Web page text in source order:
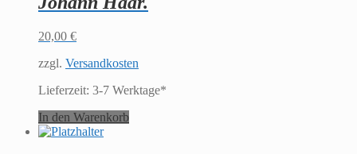
20,00 €
zzgl. Versandkosten
Lieferzeit: 3-7 Werktage*
In den Warenkorb